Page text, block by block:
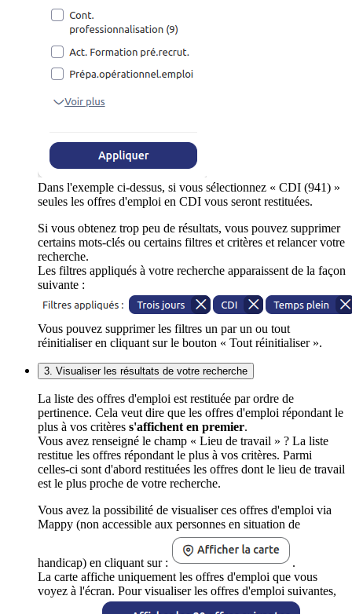
Dans l'exemple ci-dessus, si vous sélectionnez « CDI (941) »
seules les offres d'emploi en CDI vous seront restituées.
Si vous obtenez trop peu de résultats, vous pouvez supprimer
certains mots-clés ou certains filtres et critères et relancer votre
recherche.
Les filtres appliqués à votre recherche apparaissent de la façon
suivante :
Vous pouvez supprimer les filtres un par un ou tout
réinitialiser en cliquant sur le bouton « Tout réinitialiser ».
3. Visualiser les résultats de votre recherche
La liste des offres d'emploi est restituée par ordre de
pertinence. Cela veut dire que les offres d'emploi répondant le
plus à vos critères s'affichent en premier.
Vous avez renseigné le champ « Lieu de travail » ? La liste
restitue les offres répondant le plus à vos critères. Parmi
celles-ci sont d'abord restituées les offres dont le lieu de travail
est le plus proche de votre recherche.
Vous avez la possibilité de visualiser ces offres d'emploi via
Mappy (non accessible aux personnes en situation de
handicap) en cliquant sur :
.
La carte affiche uniquement les offres d'emploi que vous
voyez à l'écran. Pour visualiser les offres d'emploi suivantes,